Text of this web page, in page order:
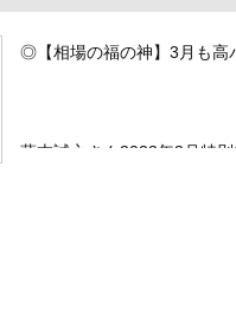
◎【相場の福の神】3月も高
藤本誠之さん2023年3月特